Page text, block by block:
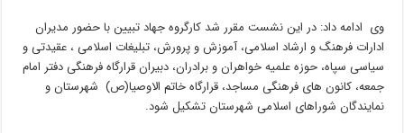
وی ادامه داد: در این نشست مقرر شد کارگروه جهاد تبیین با حضور مدیران
ادارات فرهنگ و ارشاد اسلامی، آموزش و پرورش، تبلیغات اسلامی ، عقیدتی و
سیاسی سپاه، حوزه علمیه خواهران و برادران، دبیران قرارگاه فرهنگی دفتر امام
جمعه، کانون های فرهنگی مساجد، قرارگاه خاتم الاوصیا(ص) شهرستان و
نمایندگان شوراهای اسلامی شهرستان تشکیل شود.